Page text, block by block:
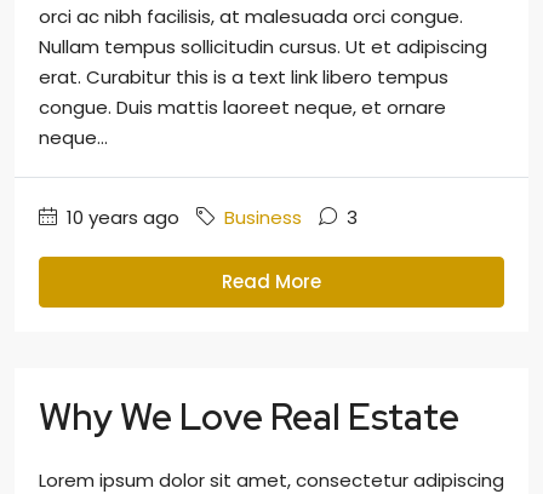
orci ac nibh facilisis, at malesuada orci congue.
Nullam tempus sollicitudin cursus. Ut et adipiscing
erat. Curabitur this is a text link libero tempus
congue. Duis mattis laoreet neque, et ornare
neque...
10 years ago Business 3
Read More
Why We Love Real Estate
Lorem ipsum dolor sit amet, consectetur adipiscing